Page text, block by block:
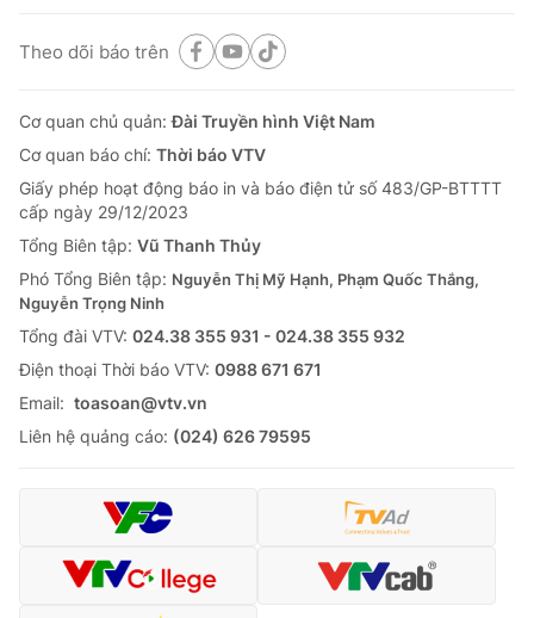
Theo dõi báo trên
Cơ quan chủ quản:Đài Truyền hình Việt Nam
Cơ quan báo chí: Thời báo VTV
Giấy phép hoạt động báo in và báo điện tử số 483/GP-BTTTT
cấp ngày 29/12/2023
Tổng Biên tập: Vũ Thanh Thủy
Phó Tổng Biên tập: Nguyễn Thị Mỹ Hạnh, Phạm Quốc Thắng,
Nguyễn Trọng Ninh
Tổng đài VTV: 024.38 355 931 - 024.38 355 932
Ðiện thoại Thời báo VTV: 0988 671 671
Email: toasoan@vtv.vn
Liên hệ quảng cáo: (024) 626 79595